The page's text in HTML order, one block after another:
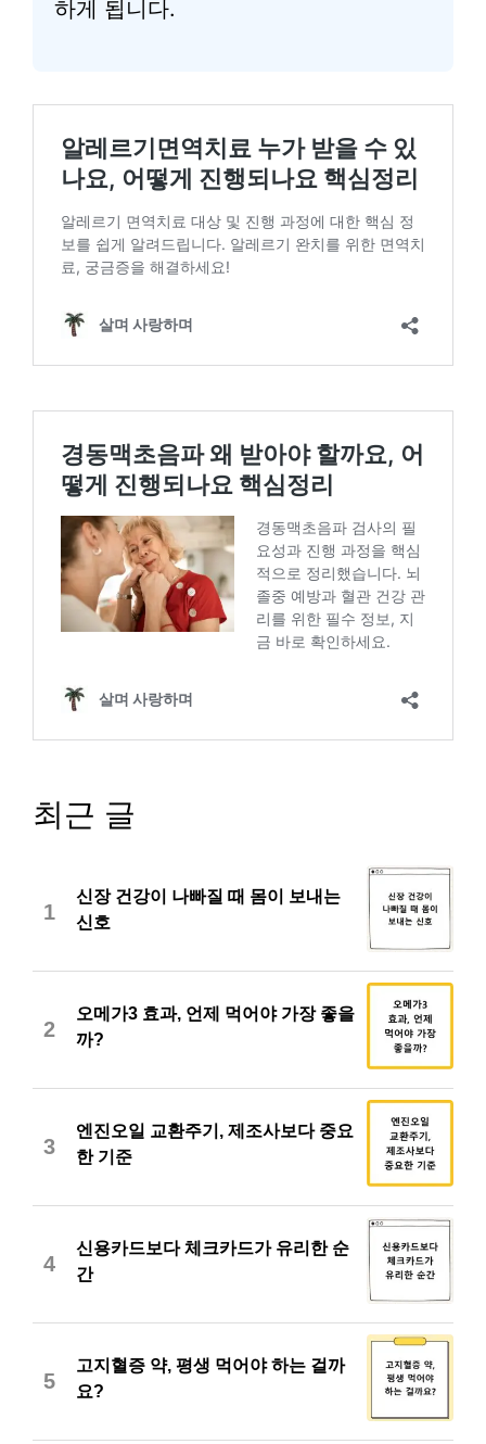
하게 됩니다.
최근 글
1
신장 건강이 나빠질 때 몸이 보내는
신호
2
오메가3 효과, 언제 먹어야 가장 좋을
까?
3
엔진오일 교환주기, 제조사보다 중요
한 기준
4
신용카드보다 체크카드가 유리한 순
간
5
고지혈증 약, 평생 먹어야 하는 걸까
요?